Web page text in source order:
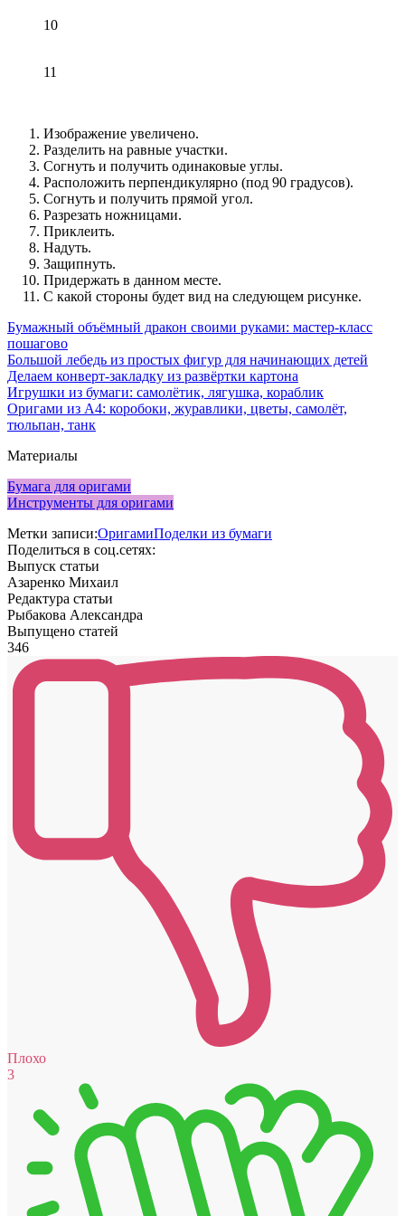
10
11
Изображение увеличено.
Разделить на равные участки.
Согнуть и получить одинаковые углы.
Расположить перпендикулярно (под 90 градусов).
Согнуть и получить прямой угол.
Разрезать ножницами.
Приклеить.
Надуть.
Защипнуть.
Придержать в данном месте.
С какой стороны будет вид на следующем рисунке.
Бумажный объёмный дракон своими руками: мастер-класс
пошагово
Большой лебедь из простых фигур для начинающих детей
Делаем конверт-закладку из развёртки картона
Игрушки из бумаги: самолётик, лягушка, кораблик
Оригами из А4: коробоки, журавлики, цветы, самолёт,
тюльпан, танк
Материалы
Бумага для оригами
Инструменты для оригами
Метки записи:ОригамиПоделки из бумаги
Поделиться в соц.сетях:
Выпуск статьи
Азаренко Михаил
Редактура статьи
Рыбакова Александра
Выпущено статей
346
Плохо
3